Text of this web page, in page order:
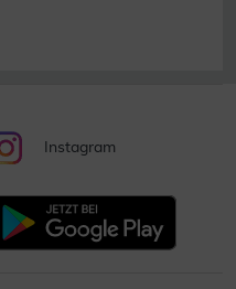
Instagram